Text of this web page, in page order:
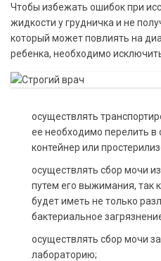
Чтобы избежать ошибок при
жидкости у грудничка и не
который может повлиять на
ребенка, необходимо
осуществлять
ее необходимо перелить
контейнер или
осуществлять сбор мочи
путем его выжимания, так
будет иметь не только
бактериальное
осуществлять сбор мочи
лабораторию;